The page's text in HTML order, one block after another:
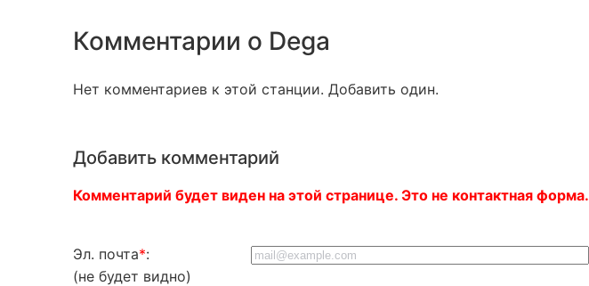
Комментарии о Dega
Нет комментариев к этой станции. Добавить один.
Добавить комментарий
Комментарий будет виден на этой странице. Это не контактная форма.
Эл. почта*:
(не будет видно)